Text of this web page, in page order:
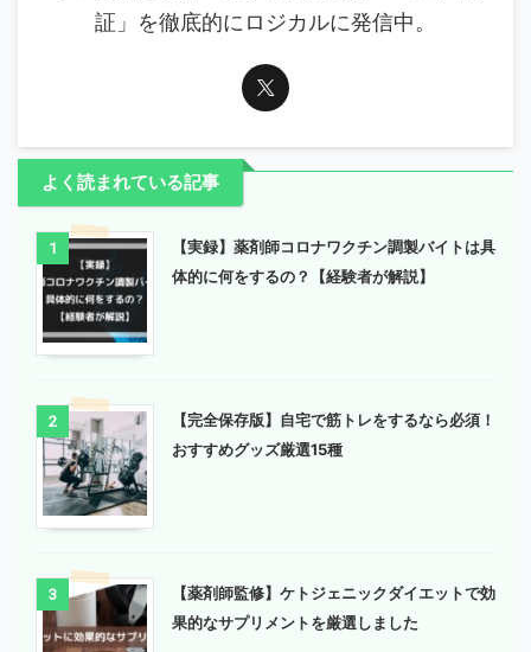
証」を徹底的にロジカルに発信中。
よく読まれている記事
1
【実録】薬剤師コロナワクチン調製バイトは具
体的に何をするの？【経験者が解説】
2
【完全保存版】自宅で筋トレをするなら必須！
おすすめグッズ厳選15種
3
【薬剤師監修】ケトジェニックダイエットで効
果的なサプリメントを厳選しました